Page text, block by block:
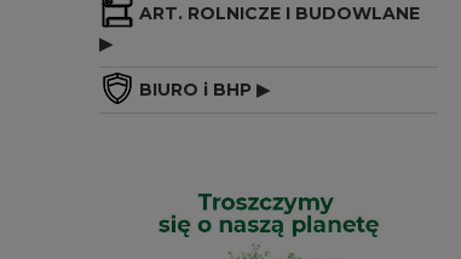
ART. ROLNICZE I BUDOWLANE
▶
BIURO i BHP ▶